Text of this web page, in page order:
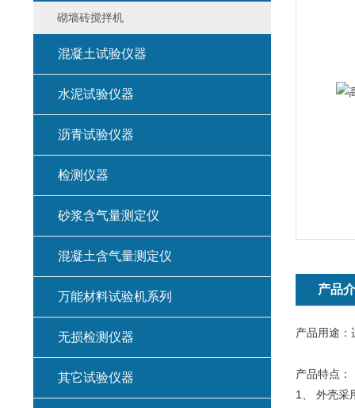
产品
产品用途：
产品特点：
1、 外壳采
砌墙砖搅拌机
混凝土试验仪器
水泥试验仪器
沥青试验仪器
检测仪器
砂浆含气量测定仪
混凝土含气量测定仪
万能材料试验机系列
无损检测仪器
其它试验仪器